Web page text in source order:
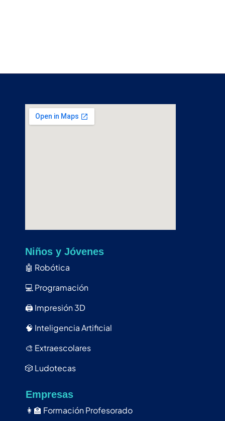
Niños y Jóvenes
🤖 Robótica
💻 Programación
🖨️Impresión 3D
🧠 Inteligencia Artificial
🎨 Extraescolares
🎲 Ludotecas
Empresas
👩‍🏫 Formación Profesorado